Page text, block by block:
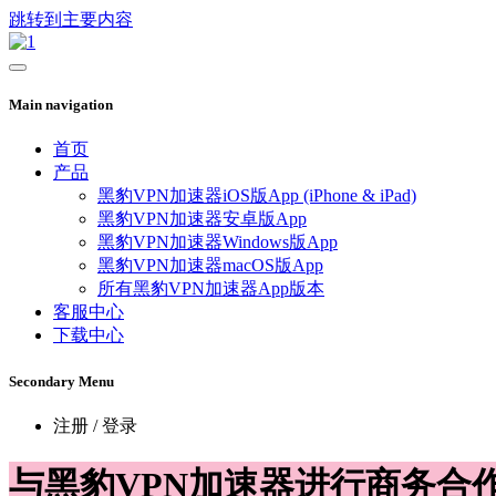
跳转到主要内容
Main navigation
首页
产品
黑豹VPN加速器iOS版App (iPhone & iPad)
黑豹VPN加速器安卓版App
黑豹VPN加速器Windows版App
黑豹VPN加速器macOS版App
所有黑豹VPN加速器App版本
客服中心
下载中心
Secondary Menu
注册 / 登录
与黑豹VPN加速器进行商务合